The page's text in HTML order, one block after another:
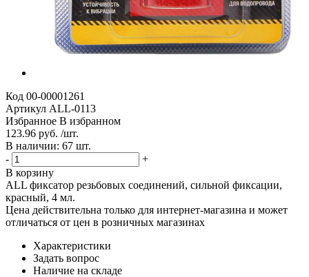
Код 00-00001261
Артикул ALL-0113
Избранное В избранном
123.96 руб. /шт.
В наличии: 67 шт.
-
+
В корзину
ALL фиксатор резьбовых соединений, сильной фиксации,
красный, 4 мл.
Цена действительна только для интернет-магазина и может
отличаться от цен в розничных магазинах
Характеристики
Задать вопрос
Наличие на складе